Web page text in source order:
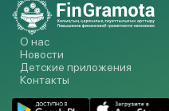
О нас
Новости
Детские приложения
Контакты